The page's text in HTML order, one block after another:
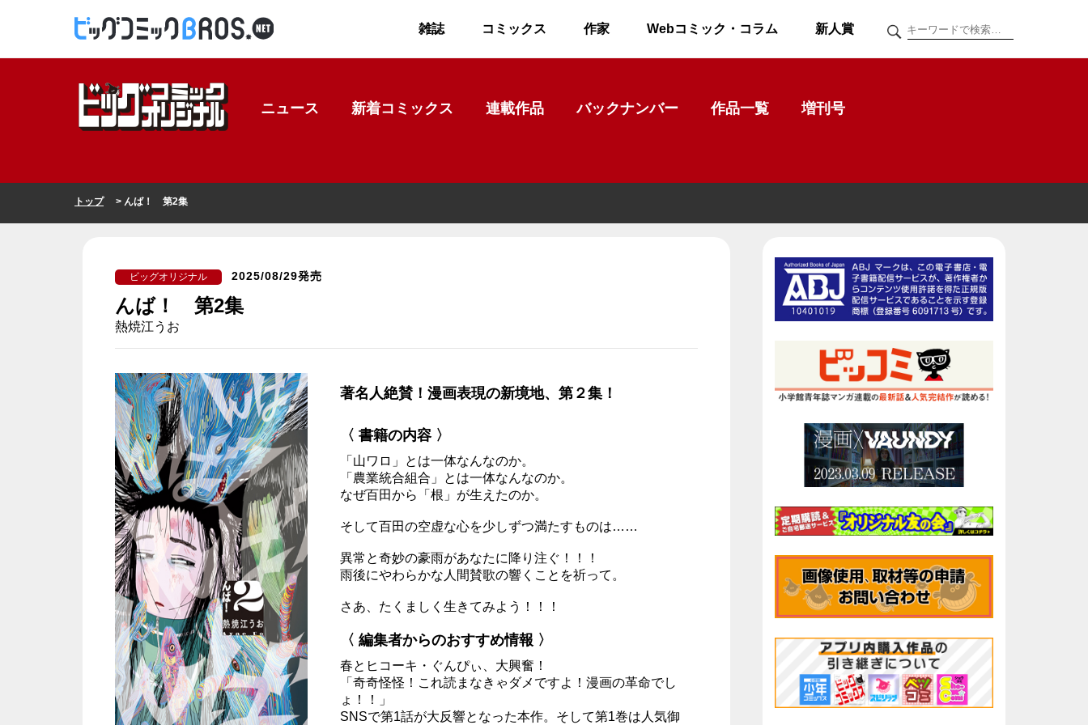
雑誌 コミックス 作家 Webコミック・コラム 新人賞
ニュース 新着コミックス 連載作品 バックナンバー 作品一覧 増刊号
トップ> んば！ 第2集
ビッグオリジナル 2025/08/29発売
んば！ 第2集
熱焼江うお
著名人絶賛！漫画表現の新境地、第２集！
〈 書籍の内容 〉
「山ワロ」とは一体なんなのか。
「農業統合組合」とは一体なんなのか。
なぜ百田から「根」が生えたのか。
そして百田の空虚な心を少しずつ満たすものは……
異常と奇妙の豪雨があなたに降り注ぐ！！！
雨後にやわらかな人間賛歌の響くことを祈って。
さあ、たくましく生きてみよう！！！
〈 編集者からのおすすめ情報 〉
春とヒコーキ・ぐんぴぃ、大興奮！
「奇奇怪怪！これ読まなきゃダメですよ！漫画の革命でし
ょ！！」
SNSで第1話が大反響となった本作。そして第1巻は人気御